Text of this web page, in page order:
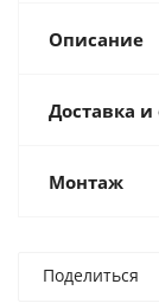
Описание
Доставка и
Монтаж
Поделиться